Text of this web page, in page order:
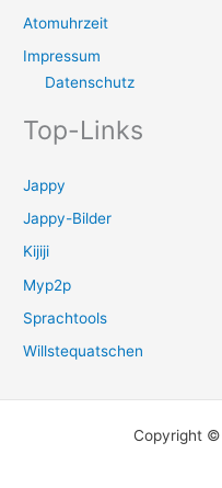
Atomuhrzeit
Impressum
Datenschutz
Top-Links
Jappy
Jappy-Bilder
Kijiji
Myp2p
Sprachtools
Willstequatschen
Copyright